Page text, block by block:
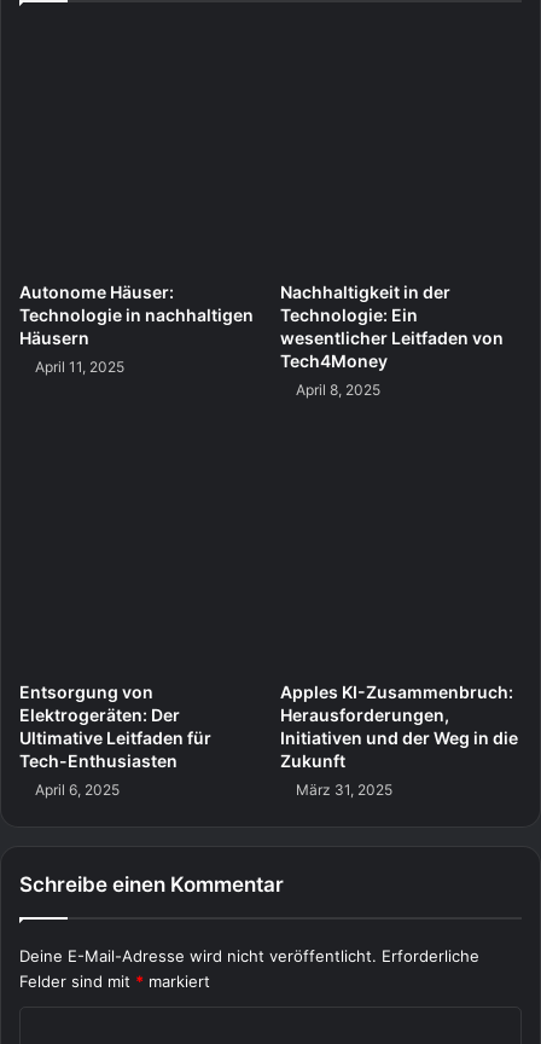
Autonome Häuser:
Technologie in nachhaltigen
Häusern
April 11, 2025
Nachhaltigkeit in der
Technologie: Ein
wesentlicher Leitfaden von
Tech4Money
April 8, 2025
Entsorgung von
Elektrogeräten: Der
Ultimative Leitfaden für
Tech-Enthusiasten
April 6, 2025
Apples KI-Zusammenbruch:
Herausforderungen,
Initiativen und der Weg in die
Zukunft
März 31, 2025
Schreibe einen Kommentar
Deine E-Mail-Adresse wird nicht veröffentlicht. Erforderliche
Felder sind mit * markiert